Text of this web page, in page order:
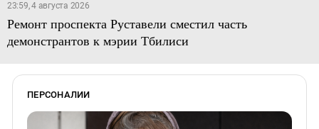
23:59, 4 августа 2026
Ремонт проспекта Руставели сместил часть
демонстрантов к мэрии Тбилиси
ПЕРСОНАЛИИ